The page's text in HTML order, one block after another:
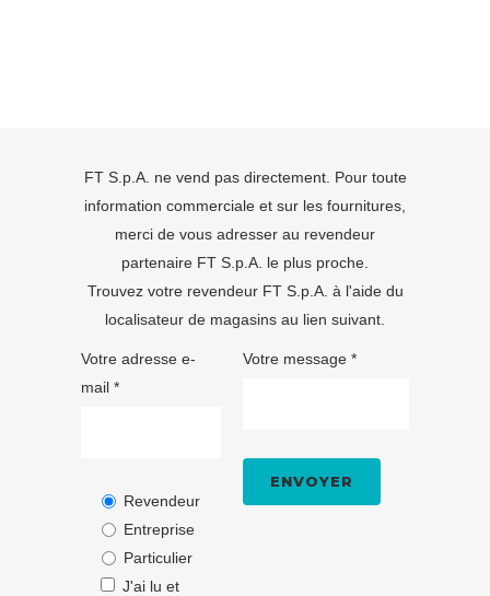
FT S.p.A. ne vend pas directement. Pour toute
information commerciale et sur les fournitures,
merci de vous adresser au revendeur
partenaire FT S.p.A. le plus proche.
Trouvez votre revendeur FT S.p.A. à l'aide du
localisateur de magasins au lien suivant.
Votre adresse e-
mail *
Revendeur
Entreprise
Particulier
J'ai lu et
Votre message *